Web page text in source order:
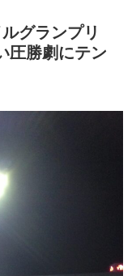
グランプリ
圧勝劇にテン